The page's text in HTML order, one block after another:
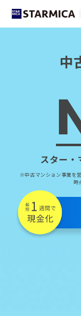
中
スター・
※中古マンション事業を
時